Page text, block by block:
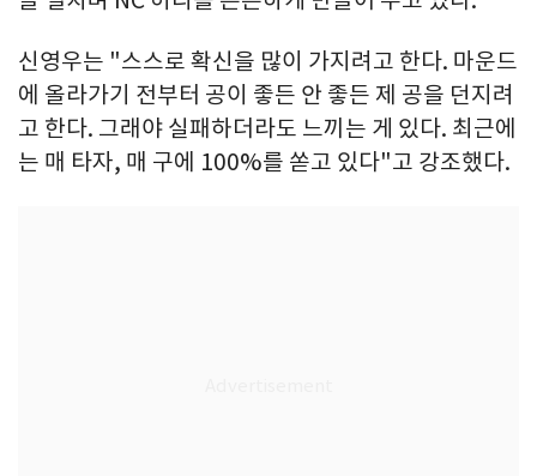
신영우는 "스스로 확신을 많이 가지려고 한다. 마운드
에 올라가기 전부터 공이 좋든 안 좋든 제 공을 던지려
고 한다. 그래야 실패하더라도 느끼는 게 있다. 최근에
는 매 타자, 매 구에 100%를 쏟고 있다"고 강조했다.